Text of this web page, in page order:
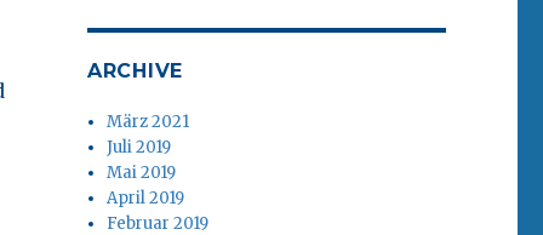
ARCHIVE
März 2021
Juli 2019
Mai 2019
April 2019
Februar 2019